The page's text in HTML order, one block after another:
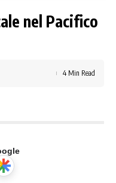
nel Pacifico
4 Min Read